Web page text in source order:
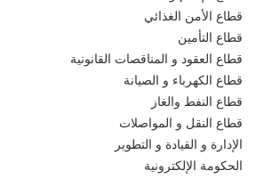
قطاع الأمن الغذائي
قطاع التأمين
قطاع العقود و المناقصات القانونية
قطاع الكهرباء و الصيانة
قطاع النفط والغاز
قطاع النقل و المواصلات
الإدارة و القيادة و التطوير
الحكومة الإلكترونية